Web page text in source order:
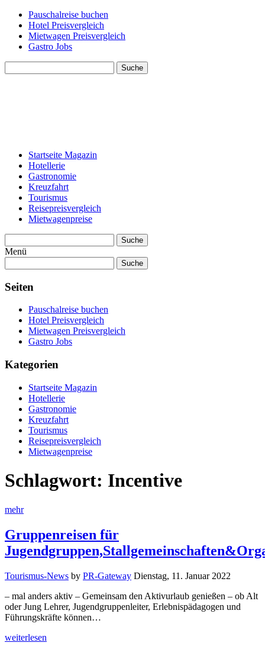
Pauschalreise buchen
Hotel Preisvergleich
Mietwagen Preisvergleich
Gastro Jobs
Suche
Startseite Magazin
Hotellerie
Gastronomie
Kreuzfahrt
Tourismus
Reisepreisvergleich
Mietwagenpreise
Suche
Menü
Suche
Seiten
Pauschalreise buchen
Hotel Preisvergleich
Mietwagen Preisvergleich
Gastro Jobs
Kategorien
Startseite Magazin
Hotellerie
Gastronomie
Kreuzfahrt
Tourismus
Reisepreisvergleich
Mietwagenpreise
Schlagwort: Incentive
mehr
Gruppenreisen für
Tourismus-News by PR-Gateway Dienstag, 11. Januar 2022
– mal anders aktiv – Gemeinsam den Aktivurlaub genießen – ob Alt
oder Jung Lehrer, Jugendgruppenleiter, Erlebnispädagogen und
Führungskräfte können…
weiterlesen